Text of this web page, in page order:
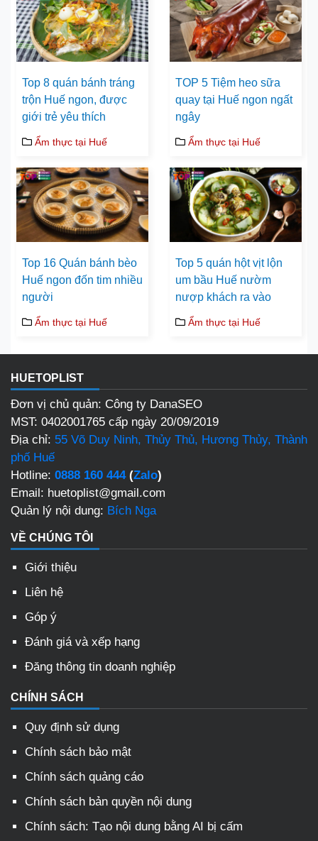
Top 8 quán bánh tráng
trộn Huế ngon, được
giới trẻ yêu thích
Ẩm thực tại Huế
TOP 5 Tiệm heo sữa
quay tại Huế ngon ngất
ngây
Ẩm thực tại Huế
Top 16 Quán bánh bèo
Huế ngon đốn tim nhiều
người
Ẩm thực tại Huế
Top 5 quán hột vịt lộn
um bầu Huế nườm
nượp khách ra vào
Ẩm thực tại Huế
HUETOPLIST
Đơn vị chủ quản: Công ty DanaSEO
MST: 0402001765 cấp ngày 20/09/2019
Địa chỉ: 55 Võ Duy Ninh, Thủy Thủ, Hương Thủy, Thành
phố Huế
Hotline: 0888 160 444(Zalo)
Email: huetoplist@gmail.com
Quản lý nội dung: Bích Nga
VỀ CHÚNG TÔI
Giới thiệu
Liên hệ
Góp ý
Đánh giá và xếp hạng
Đăng thông tin doanh nghiệp
CHÍNH SÁCH
Quy định sử dụng
Chính sách bảo mật
Chính sách quảng cáo
Chính sách bản quyền nội dung
Chính sách: Tạo nội dung bằng AI bị cấm